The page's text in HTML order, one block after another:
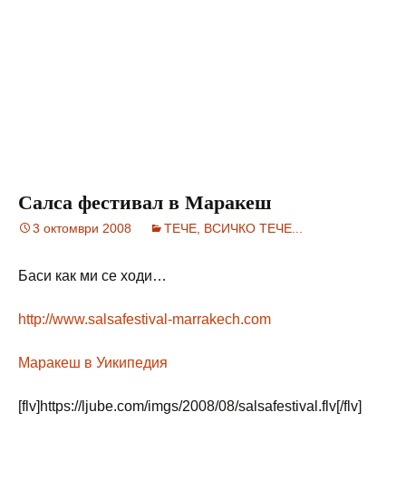
Салса фестивал в Маракеш
3 октомври 2008 ТЕЧЕ, ВСИЧКО ТЕЧЕ...
Баси как ми се ходи…
http://www.salsafestival-marrakech.com
Маракеш в Уикипедия
[flv]https://ljube.com/imgs/2008/08/salsafestival.flv[/flv]